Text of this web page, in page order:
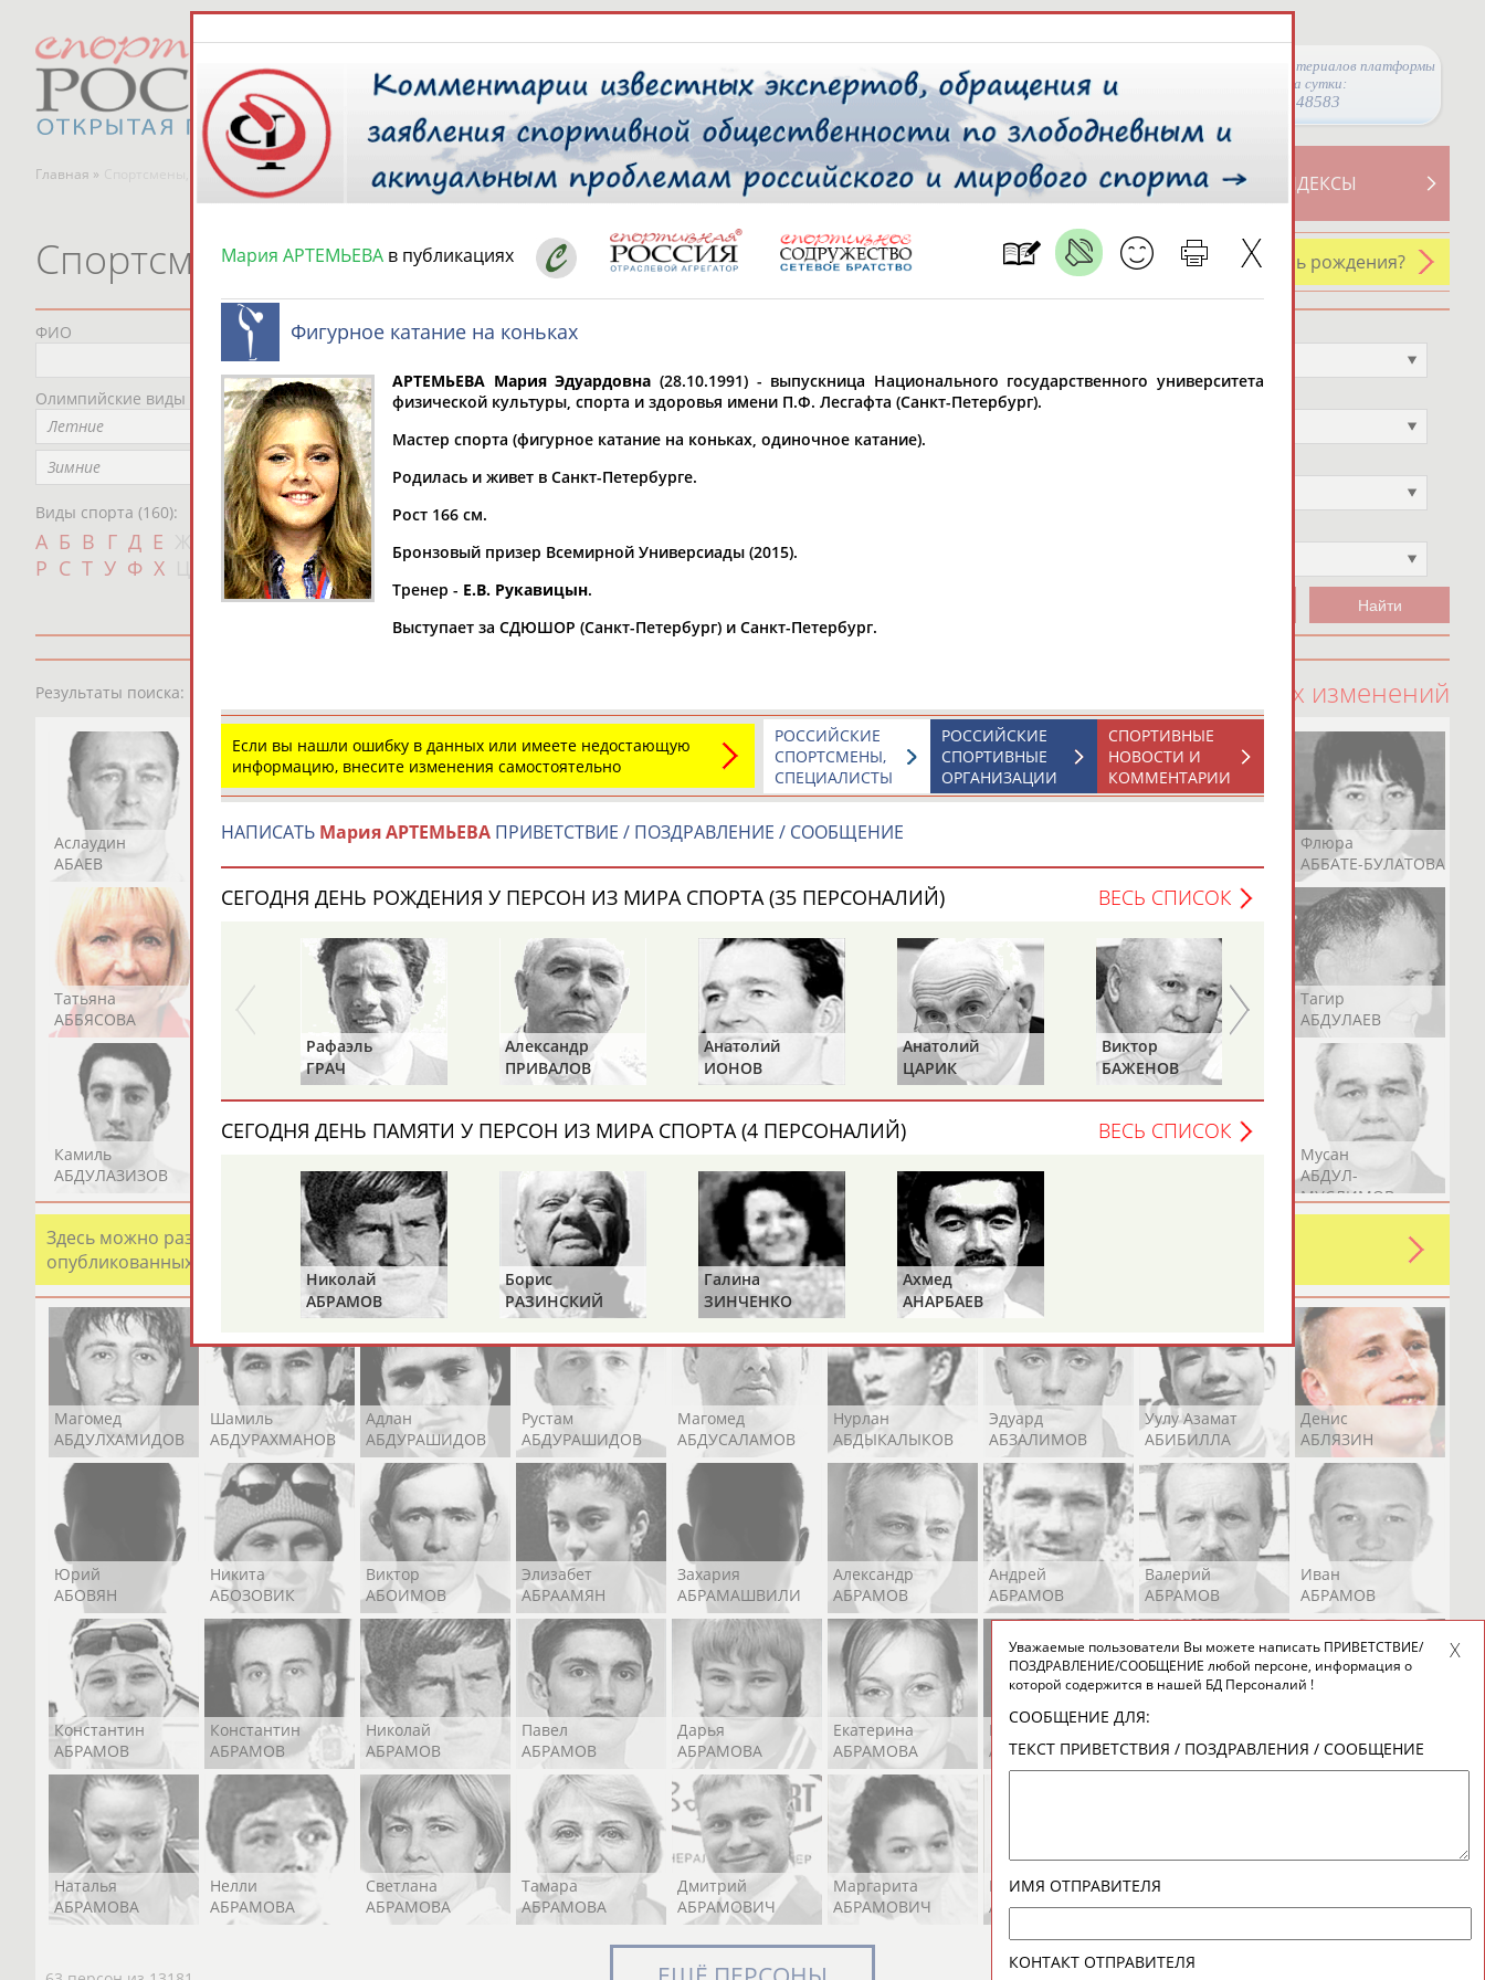
Просмотры материалов платформы
за сутки:
48583
Главная » Спортсмены, тренеры и специалисты СВОДНЫЕ ИНДЕКСЫ
ТАБЛО АКТИВНОСТИ
РЕСУРСНАЯ ПЛОЩАДКА
У кого сегодня день рождения?
Спортсмены, тренеры и специалисты
ФИО
Олимпийские виды спорта
Летние
Зимние
Виды спорта (160):
А Б В Г Д Е И К Л М Н О
П
Р С Т У Ф Х Ш Щ Э Ю Я
Представляет регион*
* для действующих спортсменов
Место рождения
с
чч мм год по чч
Спортивное звание
Результаты поиска: 100 последних изменений
Аслаудин
АБАЕВ
Елена
АБАИМОВА
Мария
АБАКУМОВА
Юлия
АБАЛАКИНА
Дмитрий
АБАРЕНОВ
Тамилла
АБАСОВА
АБАЧАРАЕВ
АБАШИДЗЕ
Флюра
АББАТЕ-БУЛАТОВА
Татьяна
АББЯСОВА
Акжана
АБДИКАРИМОВА
Артур
АБДРАХМАНОВ
Каримжан
АБДРАХМАНОВ
Аделя
АБДРАХМАНОВА
Андрей
АБДУВАЛИЕВ
Герман
АБДУЛАЕВ
Рамазан
АБДУЛАЕВ
Тагир
АБДУЛАЕВ
Камиль
АБДУЛАЗИЗОВ
АБДУЛБЕКОВ
АБДУЛДАУДОВ
АБДУЛЖАЛИЛОВ
АБДУЛКАГИРОВ
АБДУЛЛАЕВ
АБДУЛЛИН
Мусан
АБДУЛ-
МУСЛИМОВ
Здесь можно разместить информацию о хорошо известном спортсмене, тренере, специалисте или исправить какую-либо ошибку в уже
опубликованных записях. Страна должна знать своих героев! Герои спорта - это одни из главных патриотов своей страны!
Магомед
АБДУЛХАМИДОВ
Шамиль
АБДУРАХМАНОВ
Адлан
АБДУРАШИДОВ
Рустам
АБДУРАШИДОВ
Магомед
АБДУСАЛАМОВ
Нурлан
АБДЫКАЛЫКОВ
Эдуард
АБЗАЛИМОВ
Уулу Азамат
АБИБИЛЛА
Денис
АБЛЯЗИН
Юрий
АБОВЯН
Никита
АБОЗОВИК
Виктор
АБОИМОВ
Элизабет
АБРААМЯН
Захария
АБРАМАШВИЛИ
Александр
АБРАМОВ
Андрей
АБРАМОВ
Валерий
АБРАМОВ
Иван
АБРАМОВ
Константин
АБРАМОВ
Константин
АБРАМОВ
Николай
АБРАМОВ
Павел
АБРАМОВ
Дарья
АБРАМОВА
Екатерина
АБРАМОВА
Екатерина
АБРАМОВА
Ирина
АБРАМОВА
АБРАМОВА
Наталья
АБРАМОВА
Нелли
АБРАМОВА
Светлана
АБРАМОВА
Тамара
АБРАМОВА
Дмитрий
АБРАМОВИЧ
Маргарита
АБРАМОВИЧ
Иракли
АБРАМЯН
Осеп
АБРАМЯН
АБРАРОВ
Мария АРТЕМЬЕВА в публикациях
Фигурное катание на коньках
АРТЕМЬЕВА Мария Эдуардовна (28.10.1991) - выпускница Национального государственного университета
физической культуры, спорта и здоровья имени П.Ф. Лесгафта (Санкт-Петербург).
Мастер спорта (фигурное катание на коньках, одиночное катание).
Родилась и живет в Санкт-Петербурге.
Рост 166 см.
Бронзовый призер Всемирной Универсиады (2015).
Тренер - Е.В. Рукавицын.
Выступает за СДЮШОР (Санкт-Петербург) и Санкт-Петербург.
Если вы нашли ошибку в данных или имеете недостающую
информацию, внесите изменения самостоятельно
СПОРТИВНЫЕ
НОВОСТИ И
КОММЕНТАРИИ
РОССИЙСКИЕ
СПОРТИВНЫЕ
ОРГАНИЗАЦИИ
РОССИЙСКИЕ
СПОРТСМЕНЫ,
СПЕЦИАЛИСТЫ
НАПИСАТЬ Мария АРТЕМЬЕВА ПРИВЕТСТВИЕ / ПОЗДРАВЛЕНИЕ / СООБЩЕНИЕ
СЕГОДНЯ ДЕНЬ РОЖДЕНИЯ У ПЕРСОН ИЗ МИРА СПОРТА (35 ПЕРСОНАЛИЙ) ВЕСЬ СПИСОК
Рафаэль
ГРАЧ
Александр
ПРИВАЛОВ
Анатолий
ИОНОВ
Анатолий
ЦАРИК
Виктор
БАЖЕНОВ
Василий
СТАНКОВИЧ
Евгений
ЗИМИН
СЕГОДНЯ ДЕНЬ ПАМЯТИ У ПЕРСОН ИЗ МИРА СПОРТА (4 ПЕРСОНАЛИЙ) ВЕСЬ СПИСОК
Николай
АБРАМОВ
Борис
РАЗИНСКИЙ
Галина
ЗИНЧЕНКО
Ахмед
АНАРБАЕВ
Уважаемые пользователи Вы можете написать ПРИВЕТСТВИЕ/
ПОЗДРАВЛЕНИЕ/СООБЩЕНИЕ любой персоне, информация о
которой содержится в нашей БД Персоналий !
СООБЩЕНИЕ ДЛЯ:
ТЕКСТ ПРИВЕТСТВИЯ / ПОЗДРАВЛЕНИЯ / СООБЩЕНИЕ
ИМЯ ОТПРАВИТЕЛЯ
КОНТАКТ ОТПРАВИТЕЛЯ